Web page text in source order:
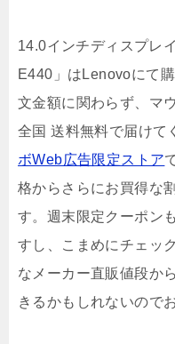
14.0インチディスプレ
E440」はLenovoにて
文金額に関わらず、マ
全国 送料無料で届けて
ボWeb広告限定ストア
格からさらにお買得な
す。週末限定クーポン
すし、こまめにチェッ
なメーカー直販値段か
きるかもしれないので